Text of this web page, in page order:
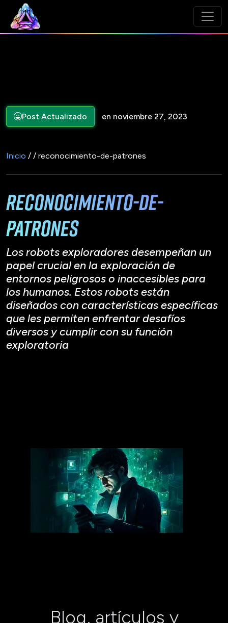
Post Actualizado en noviembre 27, 2023
Inicio / / reconocimiento-de-patrones
reconocimiento-de-
patrones
Los robots exploradores desempeñan un
papel crucial en la exploración de
entornos peligrosos o inaccesibles para
los humanos. Estos robots están
diseñados con características específicas
que les permiten enfrentar desafíos
diversos y cumplir con su función
exploratoria
Blog, artículos y